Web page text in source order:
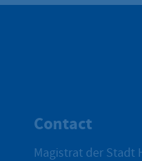
Contact
Magistrat der Stadt